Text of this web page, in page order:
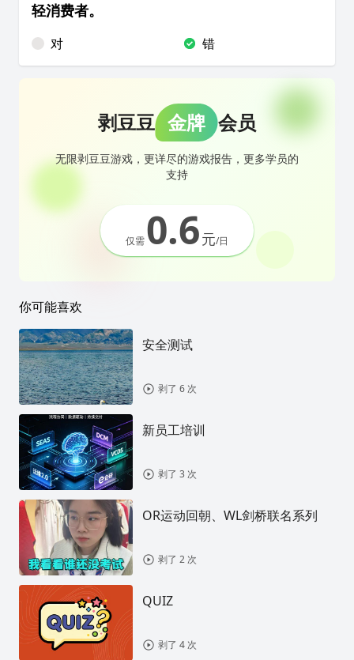
轻消费者。
对 错
剥豆豆 金牌 会员
无限剥豆豆游戏，更详尽的游戏报告，更多学员的
支持
仅需0.6元/日
你可能喜欢
安全测试
剥了 6 次
新员工培训
剥了 3 次
OR运动回朝、WL剑桥联名系列
剥了 2 次
QUIZ
剥了 4 次